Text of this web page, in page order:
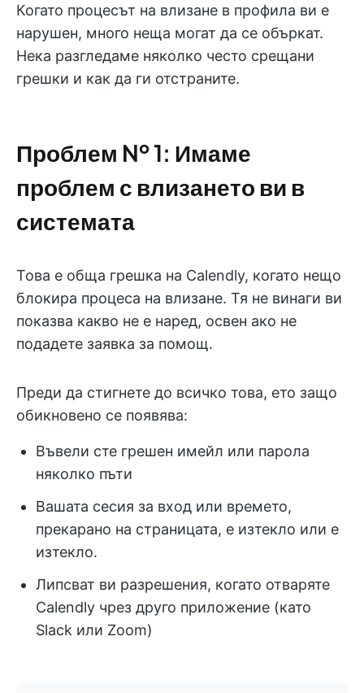
Когато процесът на влизане в профила ви е
нарушен, много неща могат да се объркат.
Нека разгледаме няколко често срещани
грешки и как да ги отстраните.
Проблем № 1: Имаме
проблем с влизането ви в
системата
Това е обща грешка на Calendly, когато нещо
блокира процеса на влизане. Тя не винаги ви
показва какво не е наред, освен ако не
подадете заявка за помощ.
Преди да стигнете до всичко това, ето защо
обикновено се появява:
Въвели сте грешен имейл или парола
няколко пъти
Вашата сесия за вход или времето,
прекарано на страницата, е изтекло или е
изтекло.
Липсват ви разрешения, когато отваряте
Calendly чрез друго приложение (като
Slack или Zoom)